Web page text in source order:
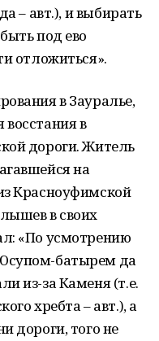
– авт.), и выбирать
под ево
отложиться».
в Зауралье,
в
дороги. Житель
на
Красноуфимской
в своих
«По усмотрению
батырем да
из-за Каменя (т.е.
хребта – авт.), а
дороги, того не